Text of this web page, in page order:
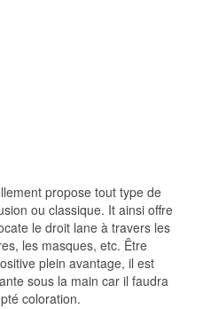
propose tout type de
ou classique. It ainsi offre
le droit lane à travers les
les masques, etc. Être
plein avantage, il est
sous la main car il faudra
coloration.